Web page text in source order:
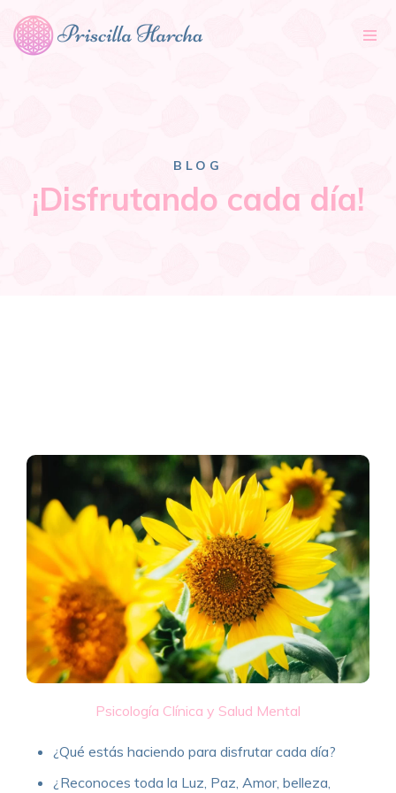
BLOG
¡Disfrutando cada día!
Psicología Clínica y Salud Mental
¿Qué estás haciendo para disfrutar cada día?
¿Reconoces toda la Luz, Paz, Amor, belleza,